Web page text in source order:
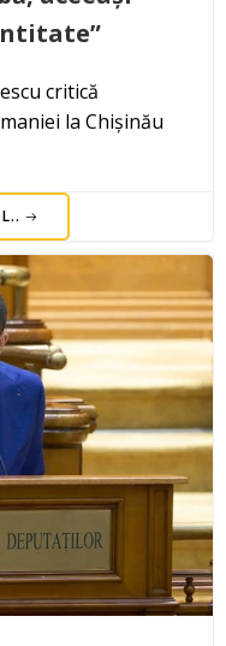
critică
la Chișinău